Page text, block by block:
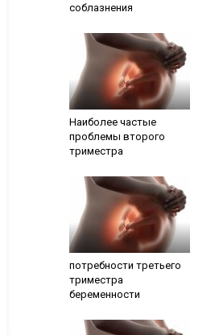
соблазнения
Наиболее частые
проблемы второго
триместра
потребности третьего
триместра
беременности